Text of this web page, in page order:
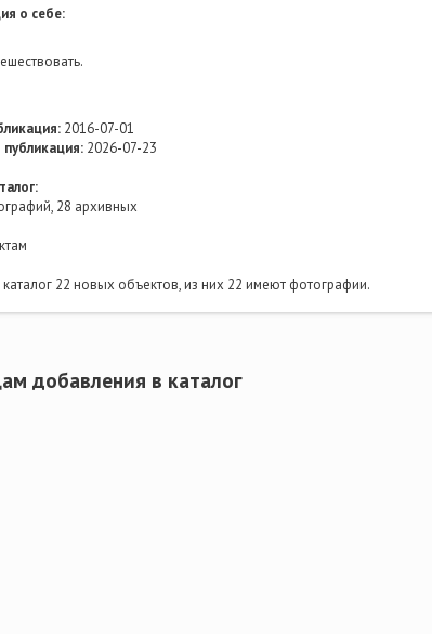
о себе:
2016-07-01
2026-07-23
28 архивных
22 новых объектов, из них 22 имеют фотографии.
добавления в каталог